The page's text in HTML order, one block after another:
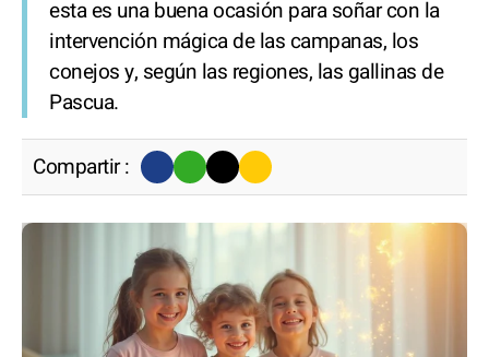
esta es una buena ocasión para soñar con la
intervención mágica de las campanas, los
conejos y, según las regiones, las gallinas de
Pascua.
Compartir :